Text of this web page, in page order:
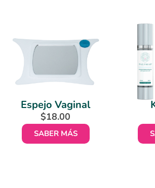
Espejo Vaginal
$18.00
SABER MÁS